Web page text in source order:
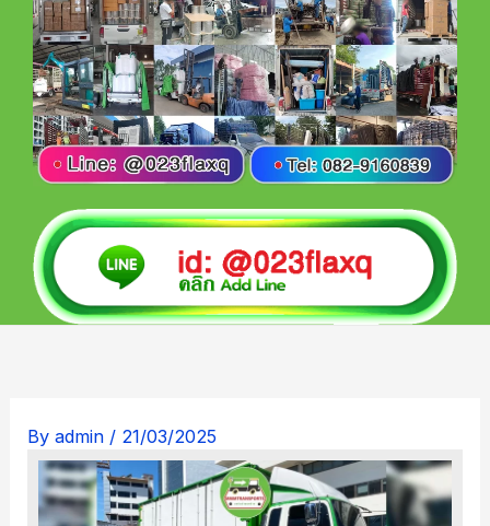
Byadmin / 21/03/2025